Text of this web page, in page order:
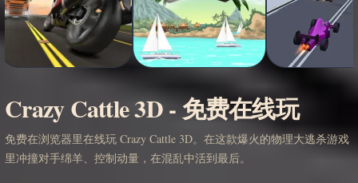
Crazy Cattle 3D - 免费在线玩
免费在浏览器里在线玩 Crazy Cattle 3D。在这款爆火的物理大逃杀游戏
里冲撞对手绵羊、控制动量，在混乱中活到最后。